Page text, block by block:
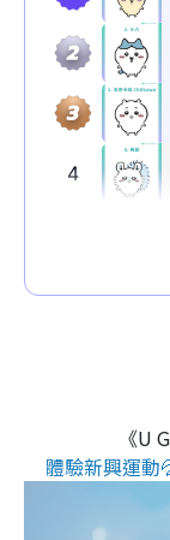
《U
體驗新興運動